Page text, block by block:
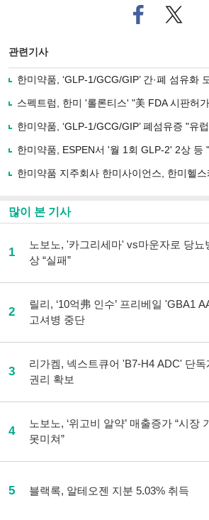
페
이
로
사
유
기
트위
터로
관련기사
한미약품, ‘GLP-1/GCG/GIP’ 간·폐 섬유화
스펙트럼, 한미 '롤론티스' "美 FDA 시판허
한미약품, ‘GLP-1/GCG/GIP’ 폐섬유증 "유
한미약품, ESPEN서 '월 1회 GLP-2' 2상 등
한미약품 지주회사 한미사이언스, 한미헬스
많이 본 기사
1
노보노, '카그리세마' vs마운자로 당뇨
상 “실패”
2
릴리, ‘10억弗 인수’ 프리베일 'GBA1
고셔병 중단
3
리가켐, 넥스트큐어 'B7-H4 ADC' 단독
권리 확보
4
노보노, ‘위고비 알약’ 매출증가 “시장
못미쳐”
5 블랙록, 알테오젠 지분 5.03% 취득